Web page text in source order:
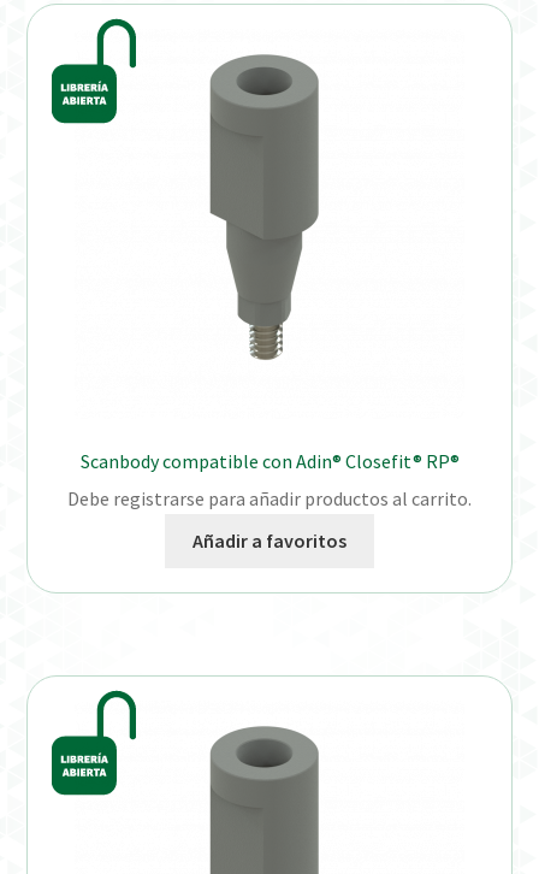
Distribuidores
Finalizar Pedido
Instrucciones de uso (ESP)
Instructions for Use (ENG)
Productos Favoritos
Verification Required
Scanbody compatible con Adin® Closefit® RP®
Debe registrarse para añadir productos al carrito.
Añadir a favoritos